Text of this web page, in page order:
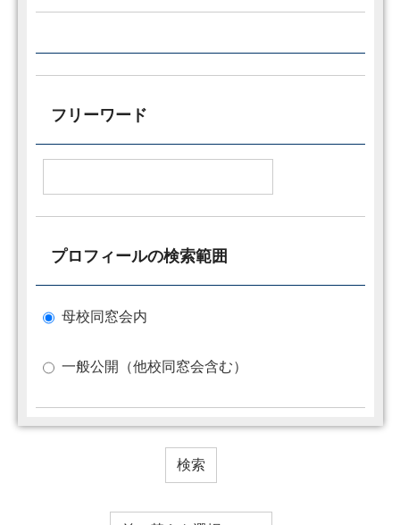
フリーワード
プロフィールの検索範囲
母校同窓会内
一般公開（他校同窓会含む）